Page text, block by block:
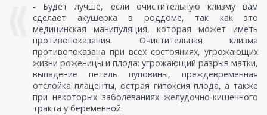
- Будет лучше, если очистительную клизму вам
сделает акушерка в роддоме, так как это
медицинская манипуляция, которая может иметь
противопоказания. Очистительная клизма
противопоказана при всех состояниях, угрожающих
жизни роженицы и плода: угрожающий разрыв матки,
выпадение петель пуповины, преждевременная
отслойка плаценты, острая гипоксия плода, а также
при некоторых заболеваниях желудочно-кишечного
тракта у беременной.